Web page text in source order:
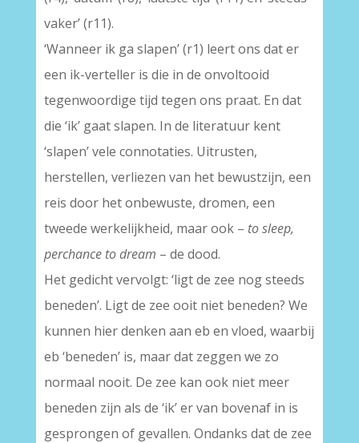
vaker’ (r11).
‘Wanneer ik ga slapen’ (r1) leert ons dat er
een ik-verteller is die in de onvoltooid
tegenwoordige tijd tegen ons praat. En dat
die ‘ik’ gaat slapen. In de literatuur kent
‘slapen’ vele connotaties. Uitrusten,
herstellen, verliezen van het bewustzijn, een
reis door het onbewuste, dromen, een
tweede werkelijkheid, maar ook – to sleep,
perchance to dream – de dood.
Het gedicht vervolgt: ‘ligt de zee nog steeds
beneden’. Ligt de zee ooit niet beneden? We
kunnen hier denken aan eb en vloed, waarbij
eb ‘beneden’ is, maar dat zeggen we zo
normaal nooit. De zee kan ook niet meer
beneden zijn als de ‘ik’ er van bovenaf in is
gesprongen of gevallen. Ondanks dat de zee